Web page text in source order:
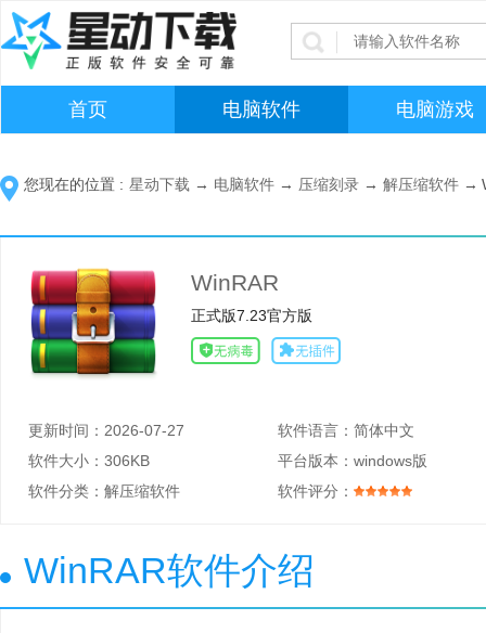
首页 电脑软件 电脑游戏
您现在的位置 : 星动下载 → 电脑软件 → 压缩刻录 → 解压缩软件 →
WinRAR
正式版7.23官方版
更新时间： 2026-07-27 软件语言：简体中文
软件大小： 306KB 平台版本：windows版
软件分类： 解压缩软件 软件评分：
WinRAR软件介绍